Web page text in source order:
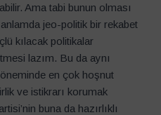
Ama tabi bunun olması
jeo-politik bir rekabet
kılacak politikalar
lazım. Bu da aynı
en çok hoşnut
ve istikrarı korumak
buna da hazırlıklı